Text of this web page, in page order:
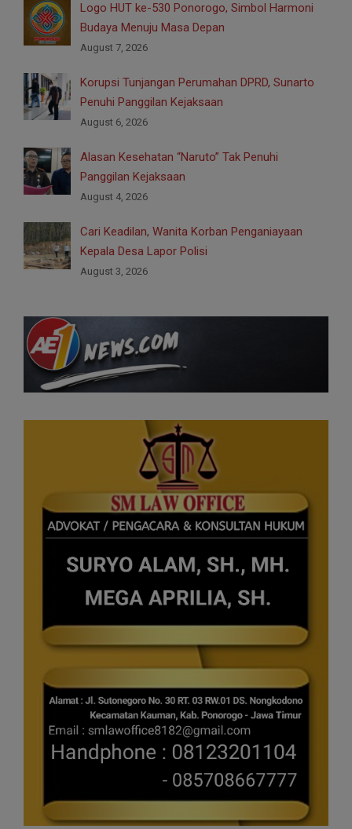
Logo HUT ke-530 Ponorogo, Simbol Harmoni
Budaya Menuju Masa Depan
August 7, 2026
Korupsi Tunjangan Perumahan DPRD, Sunarto
Penuhi Panggilan Kejaksaan
August 6, 2026
Alasan Kesehatan “Naruto” Tak Penuhi
Panggilan Kejaksaan
August 4, 2026
Cari Keadilan, Wanita Korban Penganiayaan
Kepala Desa Lapor Polisi
August 3, 2026